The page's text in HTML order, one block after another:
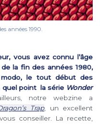
années 1990.
vous avez connu l’âge
la fin des années 1980,
modo, le tout début des
quel point la série Wonder
notre webzine a
Trap, un excellent
conseiller. La recette,